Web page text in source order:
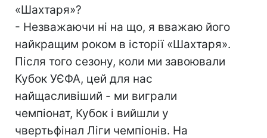
«Шахтаря»?
- Незважаючи ні на що, я вважаю його
найкращим роком в історії «Шахтаря».
Після того сезону, коли ми завоювали
Кубок УЄФА, цей для нас
найщасливіший - ми виграли
чемпіонат, Кубок і вийшли у
чвертьфінал Ліги чемпіонів. На